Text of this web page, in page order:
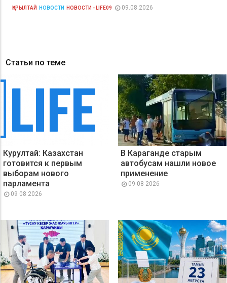
ҚҰРЫЛТАЙ НОВОСТИ НОВОСТИ - LIFE09 09.08.2026
Статьи по теме
Курултай: Казахстан
готовится к первым
выборам нового
парламента
09 08 2026
В Караганде старым
автобусам нашли новое
применение
09 08 2026